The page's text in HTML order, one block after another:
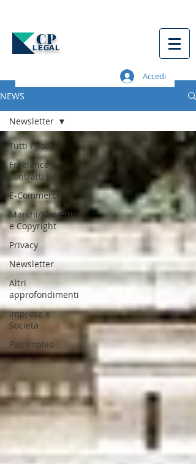
CP
LEGAL
Accedi
NEWS
Tutti i post
Freelance e
contratti
E-Commerce
Marchi/Brevetti
e Copyright
Privacy
Newsletter
Altri
approfondimenti
Imprese e
Società
Patrimonio
Newsletter